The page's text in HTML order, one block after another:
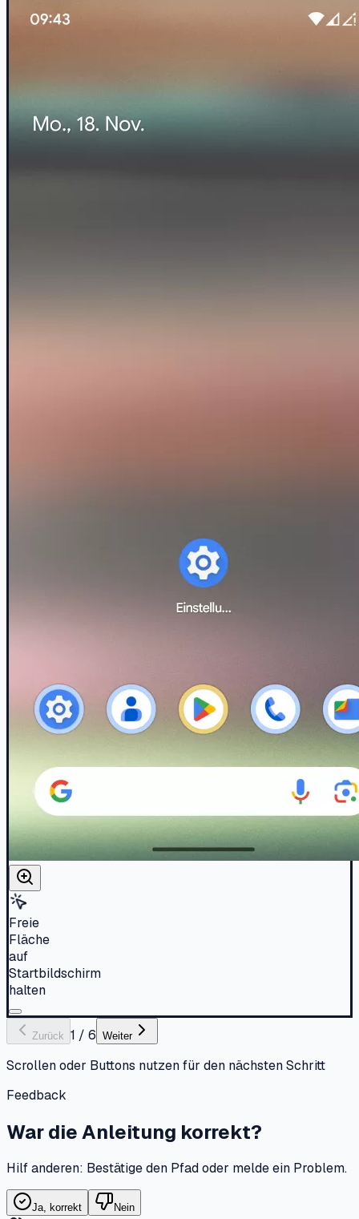
Freie
Fläche
auf
Startbildschirm
halten
Zurück 1 / 6 Weiter
Scrollen oder Buttons nutzen für den nächsten Schritt
Feedback
War die Anleitung korrekt?
Hilf anderen: Bestätige den Pfad oder melde ein Problem.
Ja, korrekt Nein